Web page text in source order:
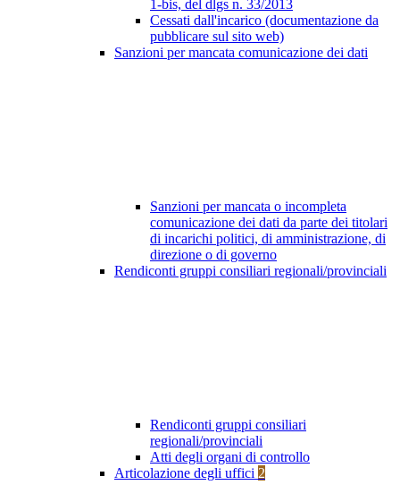
1-bis, del dlgs n. 33/2013
Cessati dall'incarico (documentazione da
pubblicare sul sito web)
Sanzioni per mancata comunicazione dei dati
Sanzioni per mancata o incompleta
comunicazione dei dati da parte dei titolari
di incarichi politici, di amministrazione, di
direzione o di governo
Rendiconti gruppi consiliari regionali/provinciali
Rendiconti gruppi consiliari
regionali/provinciali
Atti degli organi di controllo
Articolazione degli uffici 2